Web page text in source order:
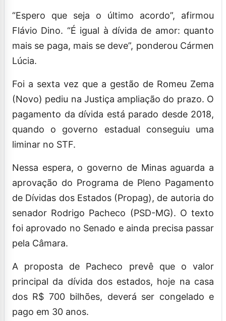
“Espero que seja o último acordo”, afirmou
Flávio Dino. “É igual à dívida de amor: quanto
mais se paga, mais se deve”, ponderou Cármen
Lúcia.
Foi a sexta vez que a gestão de Romeu Zema
(Novo) pediu na Justiça ampliação do prazo. O
pagamento da dívida está parado desde 2018,
quando o governo estadual conseguiu uma
liminar no STF.
Nessa espera, o governo de Minas aguarda a
aprovação do Programa de Pleno Pagamento
de Dívidas dos Estados (Propag), de autoria do
senador Rodrigo Pacheco (PSD-MG). O texto
foi aprovado no Senado e ainda precisa passar
pela Câmara.
A proposta de Pacheco prevê que o valor
principal da dívida dos estados, hoje na casa
dos R$ 700 bilhões, deverá ser congelado e
pago em 30 anos.